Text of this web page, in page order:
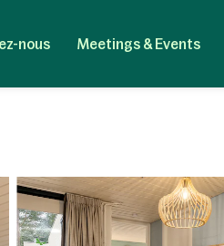
nous Meetings & Events